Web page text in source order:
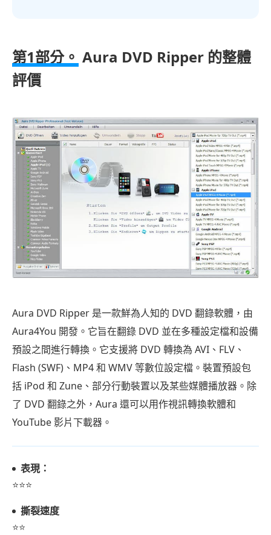
第1部分。 Aura DVD Ripper 的整體
評價
Aura DVD Ripper 是一款鮮為人知的 DVD 翻錄軟體，由
Aura4You 開發。它旨在翻錄 DVD 並在多種設定檔和設備
預設之間進行轉換。它支援將 DVD 轉換為 AVI、FLV、
Flash (SWF)、MP4 和 WMV 等數位設定檔。裝置預設包
括 iPod 和 Zune、部分行動裝置以及某些媒體播放器。除
了 DVD 翻錄之外，Aura 還可以用作視訊轉換軟體和
YouTube 影片下載器。
表現：
⭐⭐⭐
撕裂速度
⭐⭐